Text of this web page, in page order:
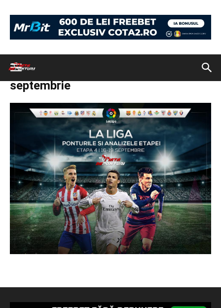
afis-16-19-septembrie
primera-division-afis-16-19-
septembrie